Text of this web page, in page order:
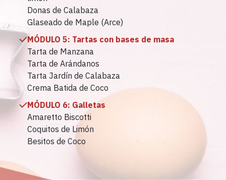
Donas de Calabaza
Glaseado de Maple (Arce)
MÓDULO 5: Tartas con bases de masa
Tarta de Manzana
Tarta de Arándanos
Tarta Jardín de Calabaza
Crema Batida de Coco
MÓDULO 6: Galletas
Amaretto Biscotti
Coquitos de Limón
Besitos de Coco